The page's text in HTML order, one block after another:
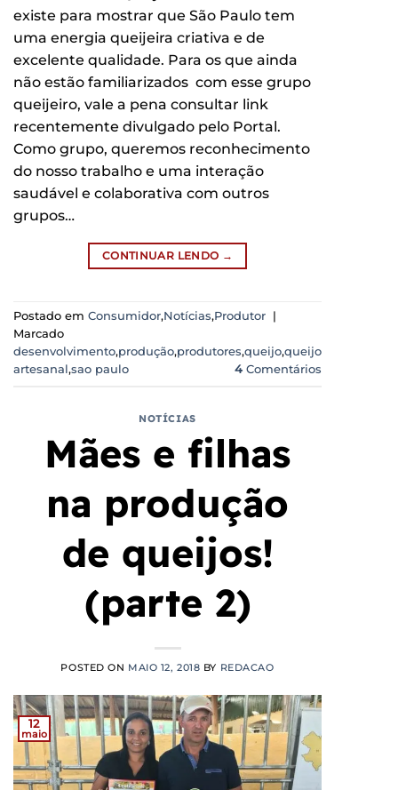
existe para mostrar que São Paulo tem
uma energia queijeira criativa e de
excelente qualidade. Para os que ainda
não estão familiarizados com esse grupo
queijeiro, vale a pena consultar link
recentemente divulgado pelo Portal.
Como grupo, queremos reconhecimento
do nosso trabalho e uma interação
saudável e colaborativa com outros
grupos…
CONTINUAR LENDO →
Postado em Consumidor,Notícias,Produtor |
Marcado
desenvolvimento,produção,produtores,queijo,queijo
artesanal,sao paulo 4 Comentários
NOTÍCIAS
Mães e filhas
na produção
de queijos!
(parte 2)
POSTED ON MAIO 12, 2018 BY REDACAO
12
maio